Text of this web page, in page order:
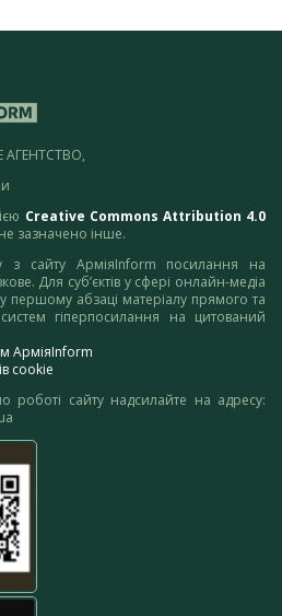
АГЕНТСТВО,
Creative Commons Attribution 4.0
зазначено інше.
з сайту АрміяInform посилання на
Для суб’єктів у сфері онлайн-медіа
першому абзаці матеріалу прямого та
гіперпосилання на цитований
АрміяInform
cookie
роботі сайту надсилайте на адресу: